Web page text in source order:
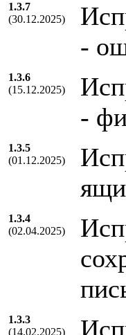
1.3.7
(30.12.2025)
-
1.3.6
(15.12.2025)
-
1.3.5
(01.12.2025)
1.3.4
(02.04.2025)
1.3.3
(14.02.2025)